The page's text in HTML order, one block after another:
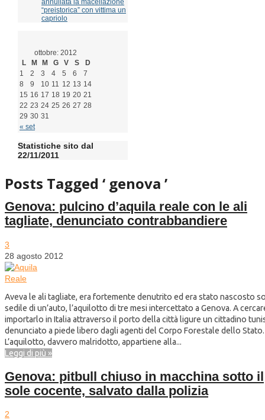
annullata la macellazione
“preistorica” con vittima un
capriolo
ottobre: 2012
L
M M G V S D
« set
1 2 3 4 5 6
7
8
9 10 11 12 13 14
15 16 17 18 19 20 21
22 23 24 25 26 27 28
29 30 31
Statistiche sito dal
22/11/2011
Posts Tagged ‘ genova ’
Genova: pulcino d’aquila reale con le ali
tagliate, denunciato contrabbandiere
3
28 agosto 2012
Aveva le ali tagliate, era fortemente denutrito ed era stato nascosto
sedile di un’auto, l’aquilotto di tre mesi intercettato a Genova. A
importarlo in Italia attraverso il porto della città ligure un cittadino
denunciato a piede libero dagli agenti del Corpo Forestale dello Stato.
L’aquilotto, davvero malridotto, appartiene alla...
Leggi di più »
Genova: pitbull chiuso in macchina sotto il
sole cocente, salvato dalla polizia
2